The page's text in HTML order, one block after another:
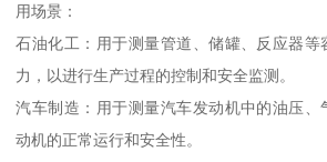
用场景：
石油化工：用于测量管道、储罐、反应器等
力，以进行生产过程的控制和安全监测。
汽车制造：用于测量汽车发动机中的油压、
动机的正常运行和安全性。